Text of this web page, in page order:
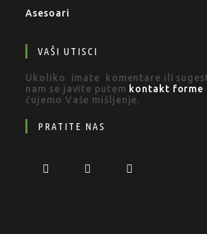
Asesoari
VAŠI UTISCI
Ukoliko imate komentare ili
nam se javite putem kontakt forme
čujemo Vaše mišljenje.
PRATITE NAS